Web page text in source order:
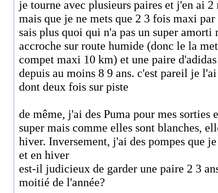
je tourne avec plusieurs paires et j'en ai
mais que je ne mets que 2 3 fois maxi
sais plus quoi qui n'a pas un super amorti
accroche sur route humide (donc le la
compet maxi 10 km) et une paire
depuis au moins 8 9 ans. c'est pareil je
dont deux fois sur piste
de même, j'ai des Puma pour mes sorties
super mais comme elles sont blanches,
hiver. Inversement, j'ai des pompes que
et en hiver
est-il judicieux de garder une paire 2 3
moitié de l'année?